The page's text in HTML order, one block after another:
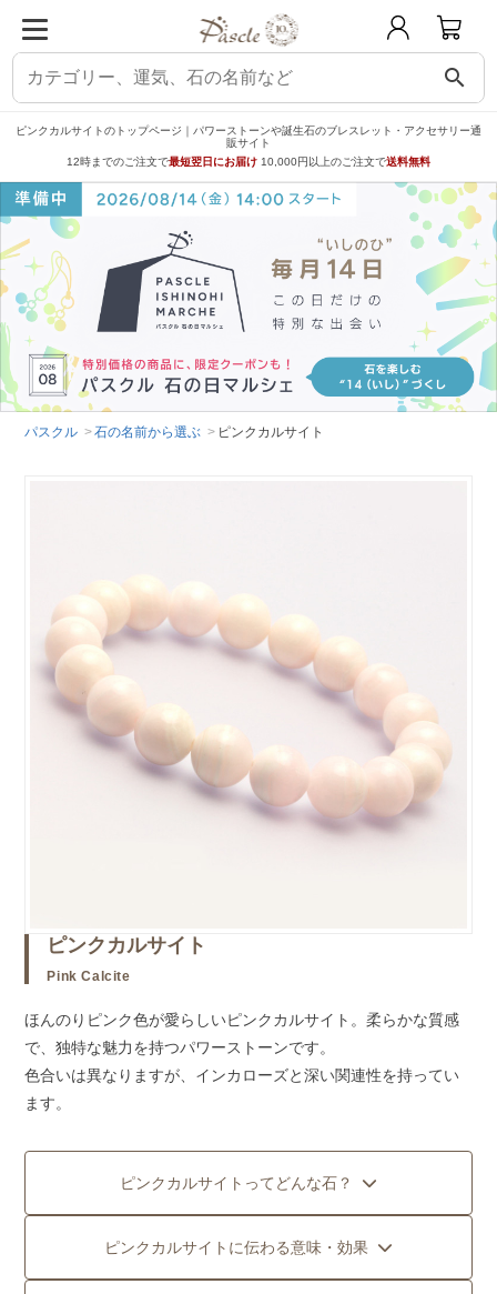
search
ピンクカルサイトのトップページ｜パワーストーンや誕生石のブレスレット・アクセサリー通
販サイト
12時までのご注文で最短翌日にお届け 10,000円以上のご注文で送料無料
パスクル 石の名前から選ぶ ピンクカルサイト
ピンクカルサイト
Pink Calcite
ほんのりピンク色が愛らしいピンクカルサイト。柔らかな質感
で、独特な魅力を持つパワーストーンです。
色合いは異なりますが、インカローズと深い関連性を持ってい
ます。
ピンクカルサイトってどんな石？
ピンクカルサイトに伝わる意味・効果